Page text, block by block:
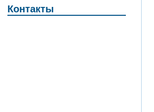
Контакты